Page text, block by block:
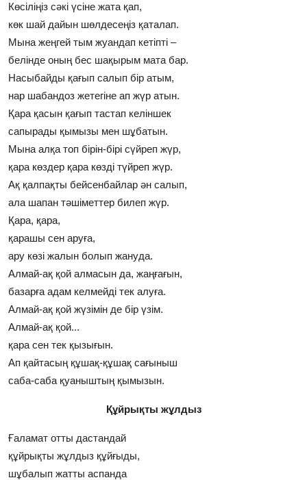
Көсiлiңiз сәкi үсiне жата қап,
көк шай дайын шөлдесеңiз қаталап.
Мына жеңгей тым жуандап кетiптi –
белiнде оның бес шақырым мата бар.
Насыбайды қағып салып бiр атым,
нар шабандоз жетегiне ап жүр атын.
Қара қасын қағып тастап келiншек
сапырады қымызы мен шұбатын.
Мына алқа топ бiрiн-бiрi сүйреп жүр,
қара көздер қара көздi түйреп жүр.
Ақ қалпақты бейсенбайлар ән салып,
ала шапан тәшiметтер билеп жүр.
Қара, қара,
қарашы сен аруға,
ару көзi жалын болып жануда.
Алмай-ақ қой алмасын да, жаңғағын,
базарға адам келмейдi тек алуға.
Алмай-ақ қой жүзiмiн де бiр үзiм.
Алмай-ақ қой...
қара сен тек қызығын.
Ап қайтасың құшақ-құшақ сағыныш
саба-саба қуаныштың қымызын.
Құйрықты жұлдыз
Ғаламат отты дастандай
құйрықты жұлдыз құйғыды,
шұбалып жатты аспанда